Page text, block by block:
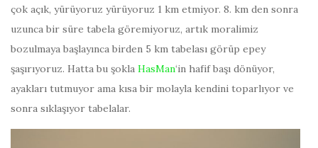
çok açık, yürüyoruz yürüyoruz 1 km etmiyor. 8. km den sonra
uzunca bir süre tabela göremiyoruz, artık moralimiz
bozulmaya başlayınca birden 5 km tabelası görüp epey
şaşırıyoruz. Hatta bu şokla HasMan‘in hafif başı dönüyor,
ayakları tutmuyor ama kısa bir molayla kendini toparlıyor ve
sonra sıklaşıyor tabelalar.